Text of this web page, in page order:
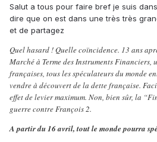
Salut a tous pour faire bref je suis
dire que on est dans une très très
et de partagez
Quel hasard ! Quelle coïncidence. 13 ans
Marché à Terme des Instruments Financiers,
françaises, tous les spéculateurs du monde
vendre à découvert de la dette française.
effet de levier maximum. Non, bien sûr, la
guerre contre François 2.
A partir du 16 avril, tout le monde pourra